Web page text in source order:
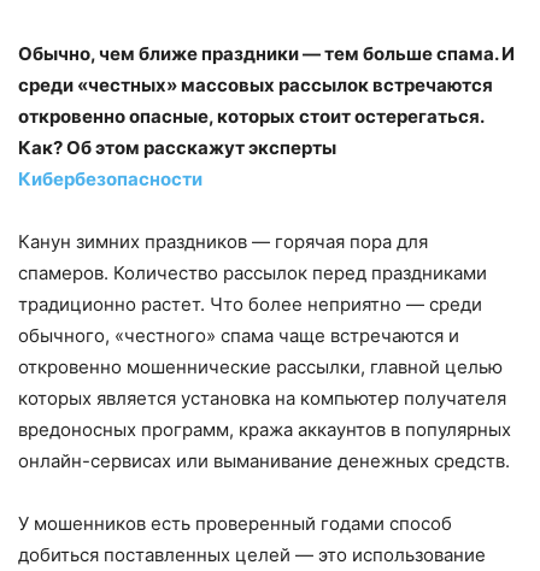
Обычно, чем ближе праздники — тем больше спама. И
среди «честных» массовых рассылок встречаются
откровенно опасные, которых стоит остерегаться.
Как? Об этом расскажут эксперты
Кибербезопасности
Канун зимних праздников — горячая пора для
спамеров. Количество рассылок перед праздниками
традиционно растет. Что более неприятно — среди
обычного, «честного» спама чаще встречаются и
откровенно мошеннические рассылки, главной целью
которых является установка на компьютер получателя
вредоносных программ, кража аккаунтов в популярных
онлайн-сервисах или выманивание денежных средств.
У мошенников есть проверенный годами способ
добиться поставленных целей — это использование